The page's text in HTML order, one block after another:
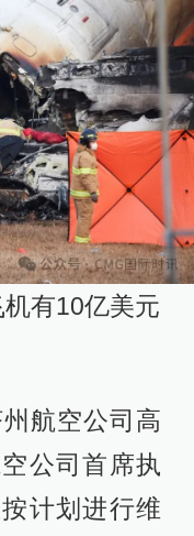
机有10亿美元
航空公司高
公司首席执
计划进行维